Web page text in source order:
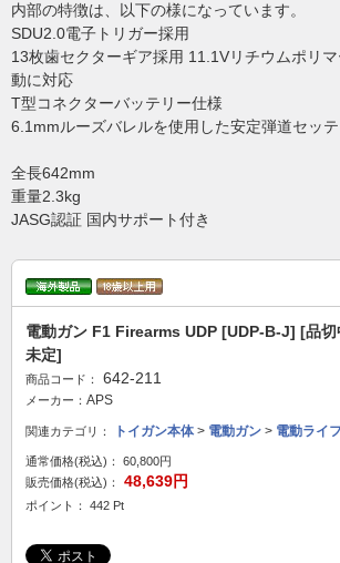
内部の特徴は、以下の様になっています。
SDU2.0電子トリガー採用
13枚歯セクターギア採用 11.1Vリチウムポリ
動に対応
T型コネクターバッテリー仕様
6.1mmルーズバレルを使用した安定弾道セッ
全長642mm
重量2.3kg
JASG認証 国内サポート付き
電動ガン F1 Firearms UDP [UDP-B-J] [品切
未定]
商品コード： 642-211
メーカー： APS
関連カテゴリ： トイガン本体> 電動ガン > 電動ライ
通常価格(税込)：
60,800円
販売価格(税込)：
48,639円
ポイント： 442 Pt